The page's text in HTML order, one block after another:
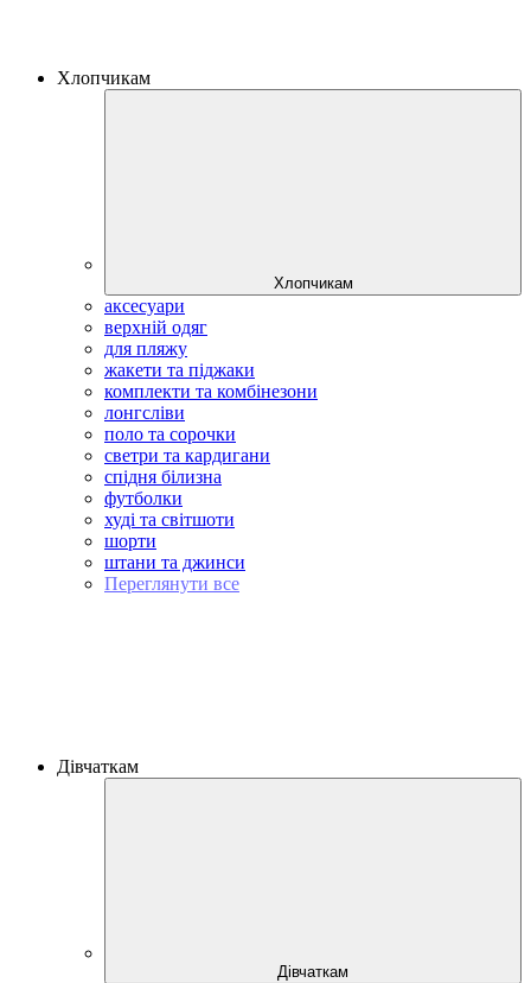
Хлопчикам
Хлопчикам
аксесуари
верхній одяг
для пляжу
жакети та піджаки
комплекти та комбінезони
лонгсліви
поло та сорочки
светри та кардигани
спідня білизна
футболки
худі та світшоти
шорти
штани та джинси
Переглянути все
Дівчаткам
Дівчаткам